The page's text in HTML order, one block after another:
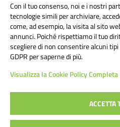
Istituto Comprensivo
Via Cesare Bollea n. 3 -
toic84200d@istruzione.it |
Codice Fiscale:
TOIC84200D | Codice IPA:
Univoco: UFYI9M
Sito web realizzato da AVVALE
Con il tuo consenso, noi e i nostri
tecnologie simili per archiviare,
come, ad esempio, la visita al sito
annunci. Poiché rispettiamo il tuo
scegliere di non consentire alcuni
GDPR per saperne di più.
Visualizza la Cookie Policy Completa
ACCETTA